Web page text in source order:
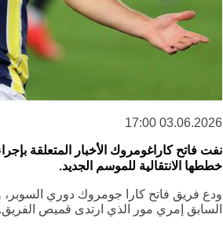
03.06.2026 17:00
نفت فاتح كاراغومروك الأخبار المتعلقة
خططها الانتقالية للموسم الجديد.
ودع فريق فاتح كارا جومروك دوري السوبر،
السابق إمري مور الذي ارتدى قميص الفريق.